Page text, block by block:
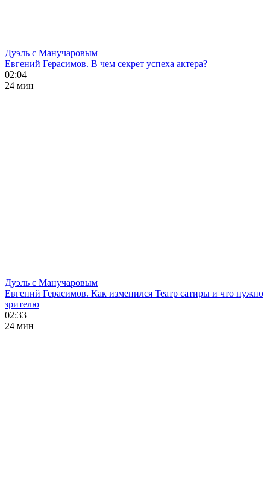
Дуэль с Манучаровым
Евгений Герасимов. В чем секрет успеха актера?
02:04
24 мин
Дуэль с Манучаровым
Евгений Герасимов. Как изменился Театр сатиры и что нужно
зрителю
02:33
24 мин